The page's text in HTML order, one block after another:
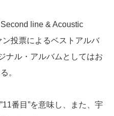
line & Acoustic
投票によるベストアルバ
ナル・アルバムとしてはお
。
番目”を意味し、また、宇